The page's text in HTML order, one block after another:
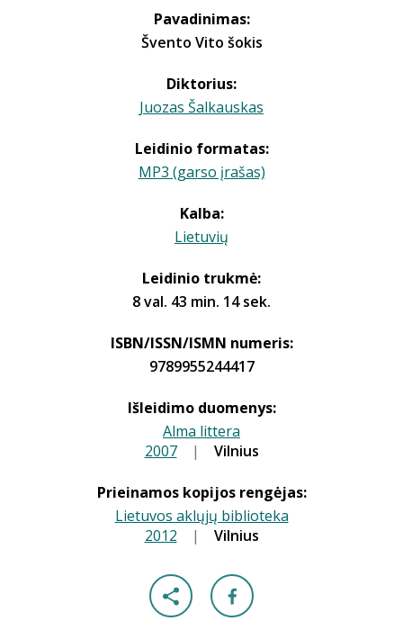
Pavadinimas:
Švento Vito šokis
Diktorius:
Juozas Šalkauskas
Leidinio formatas:
MP3 (garso įrašas)
Kalba:
Lietuvių
Leidinio trukmė:
8 val. 43 min. 14 sek.
ISBN/ISSN/ISMN numeris:
9789955244417
Išleidimo duomenys:
Alma littera
2007 | Vilnius
Prieinamos kopijos rengėjas:
Lietuvos aklųjų biblioteka
2012 | Vilnius